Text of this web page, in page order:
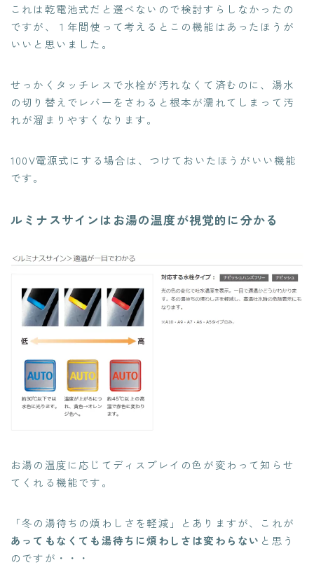
これは乾電池式だと選べないので検討すらしなかったの
ですが、１年間使って考えるとこの機能はあったほうが
いいと思いました。
せっかくタッチレスで水栓が汚れなくて済むのに、湯水
の切り替えでレバーをさわると根本が濡れてしまって汚
れが溜まりやすくなります。
100V電源式にする場合は、つけておいたほうがいい機能
です。
ルミナスサインはお湯の温度が視覚的に分かる
お湯の温度に応じてディスプレイの色が変わって知らせ
てくれる機能です。
「冬の湯待ちの煩わしさを軽減」とありますが、これが
あってもなくても湯待ちに煩わしさは変わらない と思う
のですが・・・